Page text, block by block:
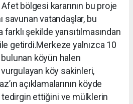
bölgesi kararının bu proje
savunan vatandaşlar, bu
şekilde yansıtılmasından
getirdi.Merkeze yalnızca 10
köyün halen
köy sakinleri,
açıklamalarının köyde
tedirgin ettiğini ve mülklerin